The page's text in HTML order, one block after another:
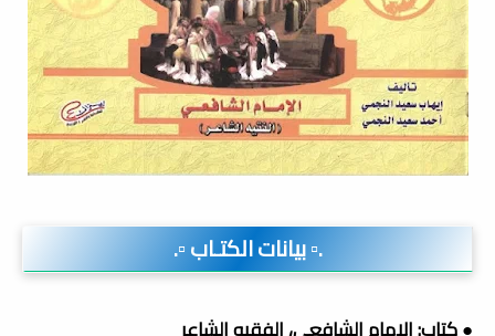
.▫️ بيانات الكتـاب ▫️.